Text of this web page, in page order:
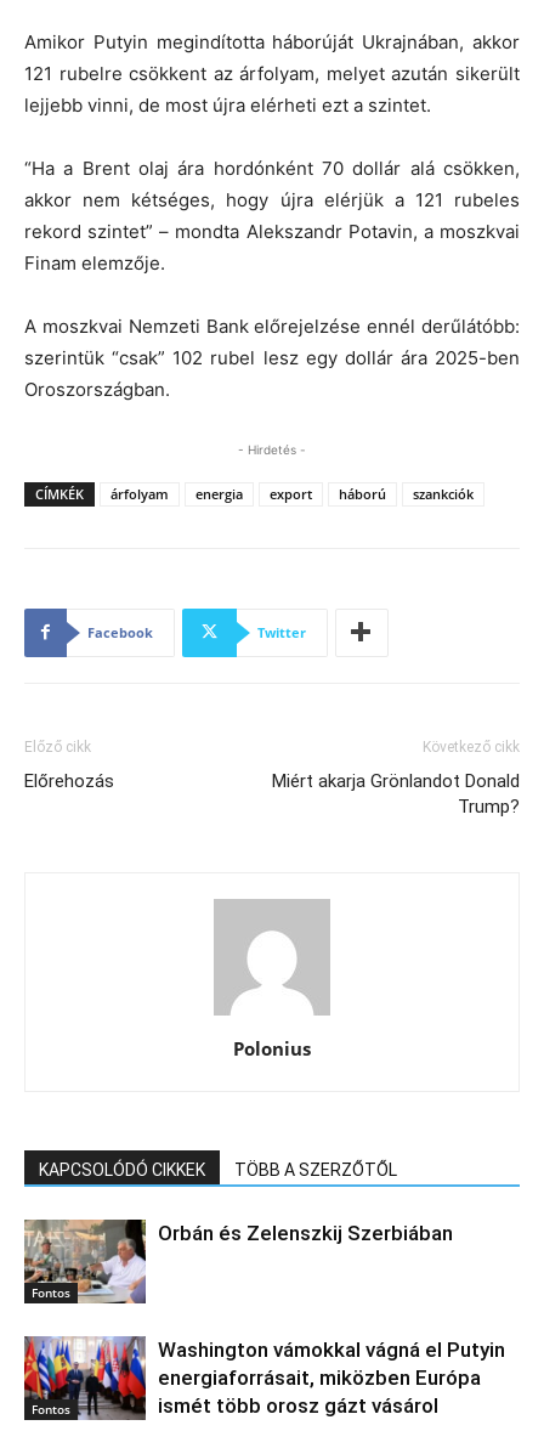
Amikor Putyin megindította háborúját Ukrajnában, akkor
121 rubelre csökkent az árfolyam, melyet azután sikerült
lejjebb vinni, de most újra elérheti ezt a szintet.
“Ha a Brent olaj ára hordónként 70 dollár alá csökken,
akkor nem kétséges, hogy újra elérjük a 121 rubeles
rekord szintet” – mondta Alekszandr Potavin, a moszkvai
Finam elemzője.
A moszkvai Nemzeti Bank előrejelzése ennél derűlátóbb:
szerintük “csak” 102 rubel lesz egy dollár ára 2025-ben
Oroszországban.
- Hirdetés -
CÍMKÉK árfolyam energia export háború szankciók
Facebook Twitter
Előző cikk
Előrehozás
Következő cikk
Miért akarja Grönlandot Donald
Trump?
Polonius
KAPCSOLÓDÓ CIKKEK TÖBB A SZERZŐTŐL
Fontos
Orbán és Zelenszkij Szerbiában
Fontos
Washington vámokkal vágná el Putyin
energiaforrásait, miközben Európa
ismét több orosz gázt vásárol